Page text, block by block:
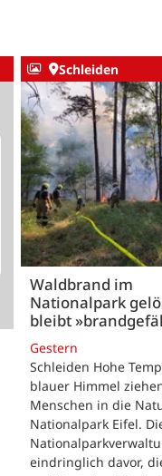
Schleiden
Waldbrand im
Nationalpark
bleibt
Gestern
Schleiden Hohe
blauer Himmel
Menschen in die
Nationalpark Eifel.
eindringlich davor,